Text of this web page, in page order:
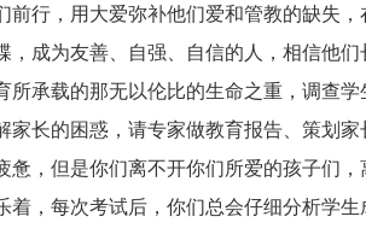
前行，用大爱弥补他们爱和管教的缺失
，成为友善、自强、自信的人，相信他
所承载的那无以伦比的生命之重，调查
家长的困惑，请专家做教育报告、策划
惫，但是你们离不开你们所爱的孩子们
着，每次考试后，你们总会仔细分析学